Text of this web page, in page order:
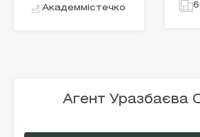
Академмістечко
Агент Уразбаєва